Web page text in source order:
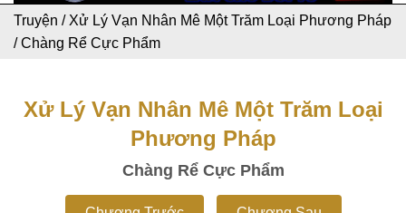
Truyện / Xử Lý Vạn Nhân Mê Một Trăm Loại Phương Pháp
/Chàng Rể Cực Phẩm
Xử Lý Vạn Nhân Mê Một Trăm Loại
Phương Pháp
Chàng Rể Cực Phẩm